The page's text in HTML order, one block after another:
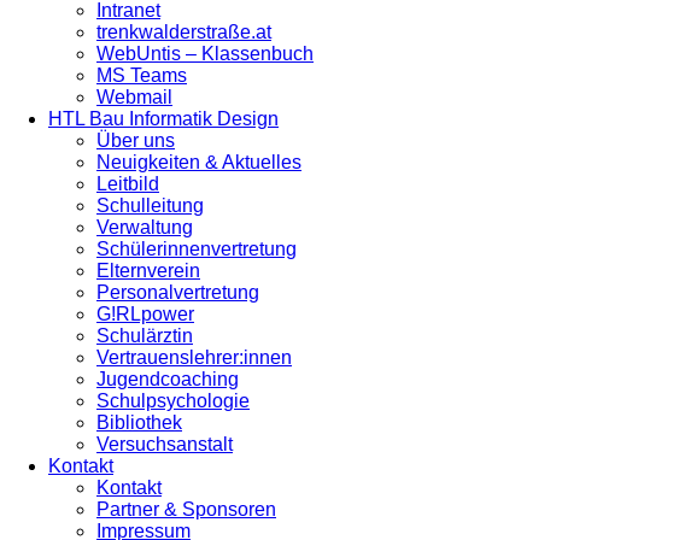
Intranet
trenkwalderstraße.at
WebUntis – Klassenbuch
MS Teams
Webmail
HTL Bau Informatik Design
Über uns
Neuigkeiten & Aktuelles
Leitbild
Schulleitung
Verwaltung
Schülerinnenvertretung
Elternverein
Personalvertretung
G!RLpower
Schulärztin
Vertrauenslehrer:innen
Jugendcoaching
Schulpsychologie
Bibliothek
Versuchsanstalt
Kontakt
Kontakt
Partner & Sponsoren
Impressum